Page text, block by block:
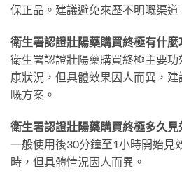
保正品。建議避免來歷不明嘅渠道
衛生署認證壯陽藥購買終極有什麼
衛生署認證壯陽藥購買終極主要
康狀況，但具體效果因人而異，
嘅方案。
衛生署認證壯陽藥購買終極多久見
一般使用後30分鐘至1小時開始見
時，但具體情況因人而異。